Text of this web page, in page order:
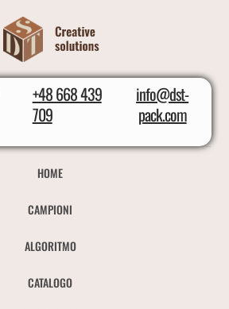
+48 668 439
709
info@dst-
pack.com
HOME
CAMPIONI
ALGORITMO
CATALOGO